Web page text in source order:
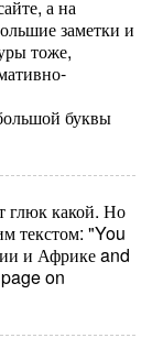
а на
заметки и
тоже,
буквы
глюк какой. Но
текстом: "You
и Африке and
on